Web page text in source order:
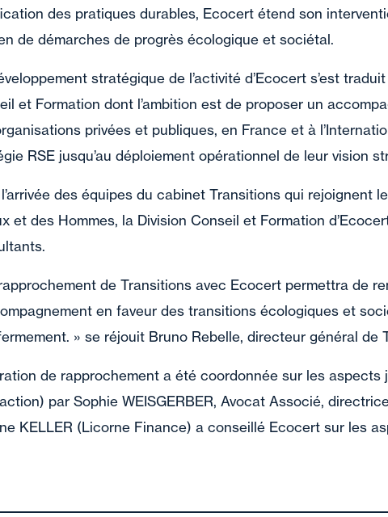
des pratiques durables, Ecocert étend son
de démarches de progrès écologique et sociétal.
stratégique de l’activité d’Ecocert s’est
et Formation dont l’ambition est de proposer un
privées et publiques, en France et à
RSE jusqu’au déploiement opérationnel de leur vision
des équipes du cabinet Transitions qui rejoignent
et des Hommes, la Division Conseil et Formation
de Transitions avec Ecocert permettra de
en faveur des transitions écologiques et
» se réjouit Bruno Rebelle, directeur général de
de rapprochement a été coordonnée sur les
par Sophie WEISGERBER, Avocat Associé,
KELLER (Licorne Finance) a conseillé Ecocert sur les